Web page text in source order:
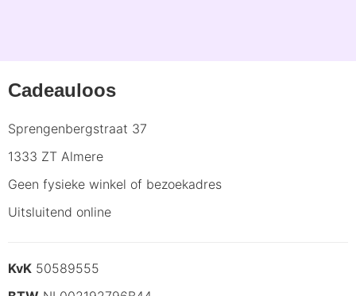
Cadeauloos
Sprengenbergstraat 37
1333 ZT Almere
Geen fysieke winkel of bezoekadres
Uitsluitend online
KvK 50589555